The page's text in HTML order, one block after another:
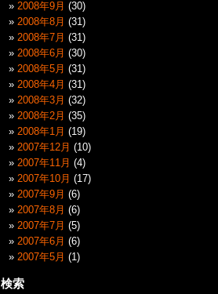
2008年9月 (30)
2008年8月 (31)
2008年7月 (31)
2008年6月 (30)
2008年5月 (31)
2008年4月 (31)
2008年3月 (32)
2008年2月 (35)
2008年1月 (19)
2007年12月 (10)
2007年11月 (4)
2007年10月 (17)
2007年9月 (6)
2007年8月 (6)
2007年7月 (5)
2007年6月 (6)
2007年5月 (1)
検索